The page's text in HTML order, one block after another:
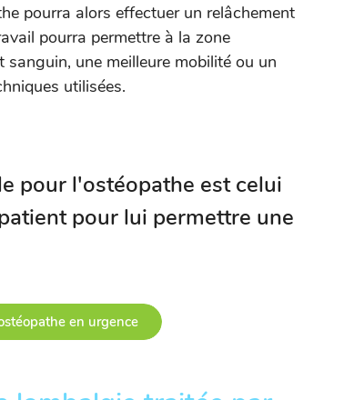
pourra alors effectuer un relâchement
pourra permettre à la zone
une meilleure mobilité ou un
utilisées.
pour l'ostéopathe est celui
pour lui permettre une
en urgence